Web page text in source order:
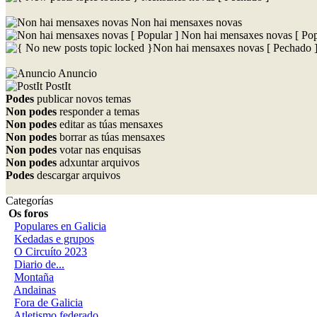
Non hai mensaxes novas
Non hai mensaxes novas [
Non hai mensaxes novas [ Pechado ]
Anuncio
PostIt
Podes publicar novos temas
Non podes responder a temas
Non podes editar as túas mensaxes
Non podes borrar as túas mensaxes
Non podes votar nas enquisas
Non podes adxuntar arquivos
Podes descargar arquivos
Categorías
Os foros
Populares en Galicia
Kedadas e grupos
O Circuíto 2023
Diario de...
Montaña
Andainas
Fora de Galicia